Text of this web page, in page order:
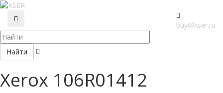
buy@kser.ru
Найти
Xerox 106R01412